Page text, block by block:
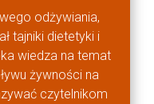
odżywiania,
tajniki dietetyki i
wiedza na temat
żywności na
czytelnikom